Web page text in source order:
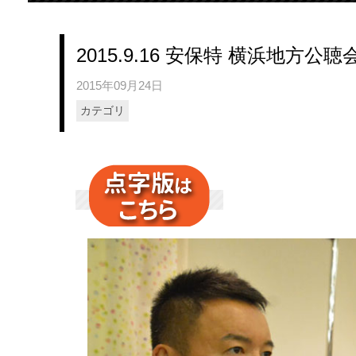
2015.9.16 安保特 横浜地方公聴
2015年09月24日
カテゴリ